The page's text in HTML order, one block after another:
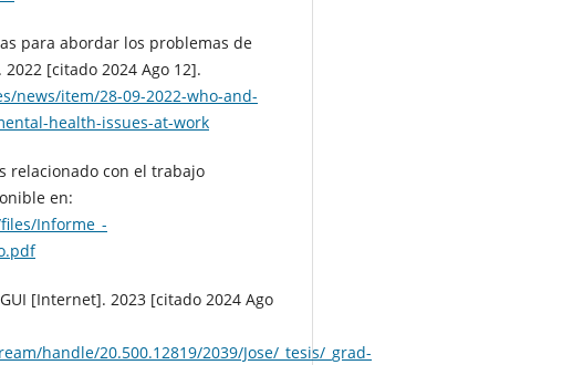
para abordar los problemas de
[citado 2024 Ago 12].
news/item/28-09-2022-who-and-
health-issues-at-work
relacionado con el trabajo
en:
Informe_-
[Internet]. 2023 [citado 2024 Ago
handle/20.500.12819/2039/Jose/_tesis/_grad-